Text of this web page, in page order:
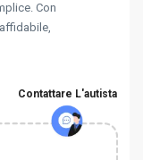
Con
Contattare L'autista